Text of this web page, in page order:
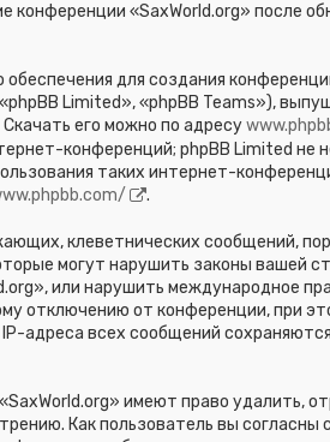
конференции «SaxWorld.org» после
для создания
Limited», «phpBB Teams»),
его можно по адресу
конференций; phpBB Limited не
таких интернет-
.
клеветнических сообщений,
могут нарушить законы вашей
или нарушить международное
отключению от конференции, при
адреса всех сообщений
имеют право удалить,
Как пользователь вы согласны